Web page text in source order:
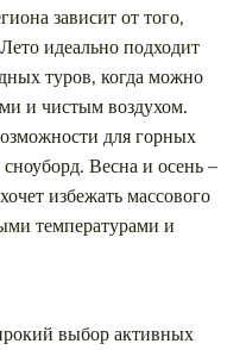
зависит от того,
идеально подходит
туров, когда можно
и чистым воздухом.
для горных
Весна и осень –
избежать массового
температурами и
выбор активных